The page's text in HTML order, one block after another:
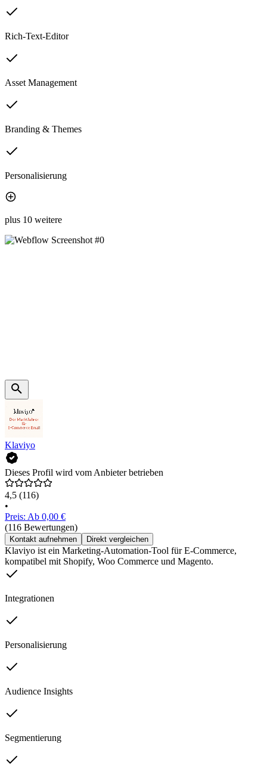
Rich-Text-Editor
Asset Management
Branding & Themes
Personalisierung
plus 10 weitere
Klaviyo
Dieses Profil wird vom Anbieter betrieben
4,5 (116)
•
Preis: Ab 0,00 €
(116 Bewertungen)
Kontakt aufnehmen Direkt vergleichen
Klaviyo ist ein Marketing-Automation-Tool für E-Commerce,
kompatibel mit Shopify, Woo Commerce und Magento.
Integrationen
Personalisierung
Audience Insights
Segmentierung